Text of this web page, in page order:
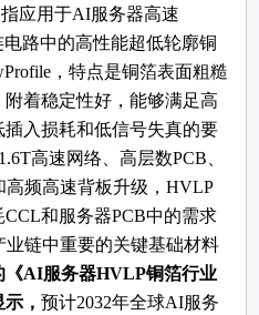
应用于AI服务器高速
路中的高性能超低轮廓铜
，特点是铜箔表面粗糙
着稳定性好，能够满足高
入损耗和低信号失真的要
高速网络、高层数PCB、
高频高速背板升级，HVLP
和服务器PCB中的需求
链中重要的关键基础材料
《AI服务器HVLP铜箔行业
示，预计2032年全球AI服务